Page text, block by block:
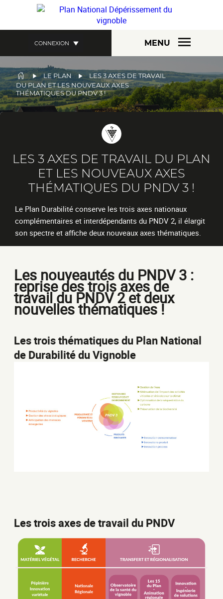
contenu
CONNEXION MENU
FIL
D'ARIANE
LE PLAN
LES 3 AXES DE TRAVAIL
DU PLAN ET LES NOUVEAUX AXES
THÉMATIQUES DU PNDV 3 !
LES 3 AXES DE TRAVAIL DU PLAN
ET LES NOUVEAUX AXES
THÉMATIQUES DU PNDV 3 !
Le Plan Durabilité conserve les trois axes nationaux
complémentaires et interdépendants du PNDV 2, il élargit
son spectre et affiche deux nouveaux axes thématiques.
Les nouveautés du PNDV 3 :
reprise des trois axes de
travail du PNDV 2 et deux
nouvelles thématiques !
Les trois thématiques du Plan National
de Durabilité du Vignoble
Les trois axes de travail du PNDV